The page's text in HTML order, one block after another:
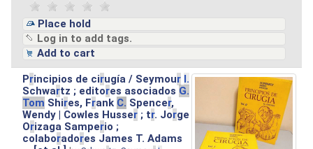
Place hold
Log in to add tags.
Add to cart
Principios de cirugía / Seymour I.
Schwartz ; editores asociados G.
Tom Shires, Frank C. Spencer,
Wendy | Cowles Husser ; tr. Jorge
Orizaga Samperio ;
colaboradores James T. Adams